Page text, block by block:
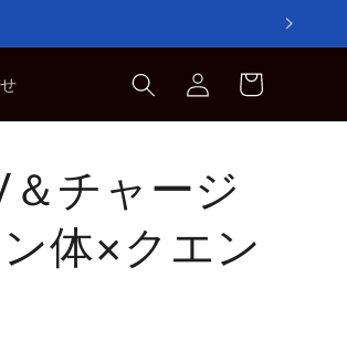
グ
イ
ン
カ
ー
チャージ
体×クエン